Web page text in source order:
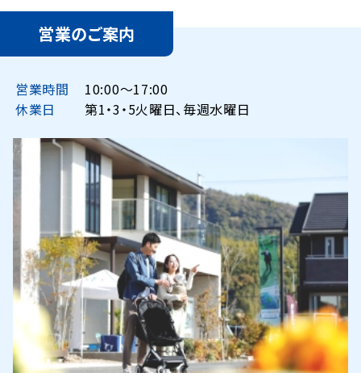
営業のご案内
営業時間
10:00〜17:00
休業日
第1・3・5火曜日、毎週水曜日